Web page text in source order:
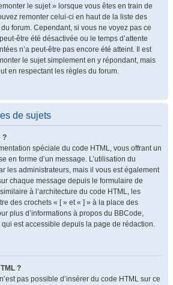
le sujet » lorsque vous êtes en train de
remonter celui-ci en haut de la liste des
forum. Cependant, si vous ne voyez pas ce
être été désactivée ou le temps d’attente
n’a peut-être pas encore été atteint. Il est
le sujet simplement en y répondant, mais
en respectant les règles du forum.
de sujets
?
spéciale du code HTML, vous offrant un
en forme d’un message. L’utilisation du
les administrateurs, mais il vous est également
chaque message depuis le formulaire de
à l’architecture du code HTML, les
des crochets « [ » et « ] » à la place des
plus d’informations à propos du BBCode,
est accessible depuis la page de rédaction.
?
pas possible d’insérer du code HTML sur ce